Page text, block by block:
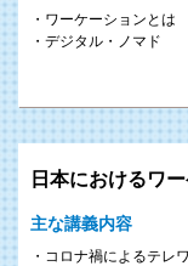
ワーケーションとは
デジタル・ノマド
日本におけるワ
主な講義内容
コロナ禍によるテレ